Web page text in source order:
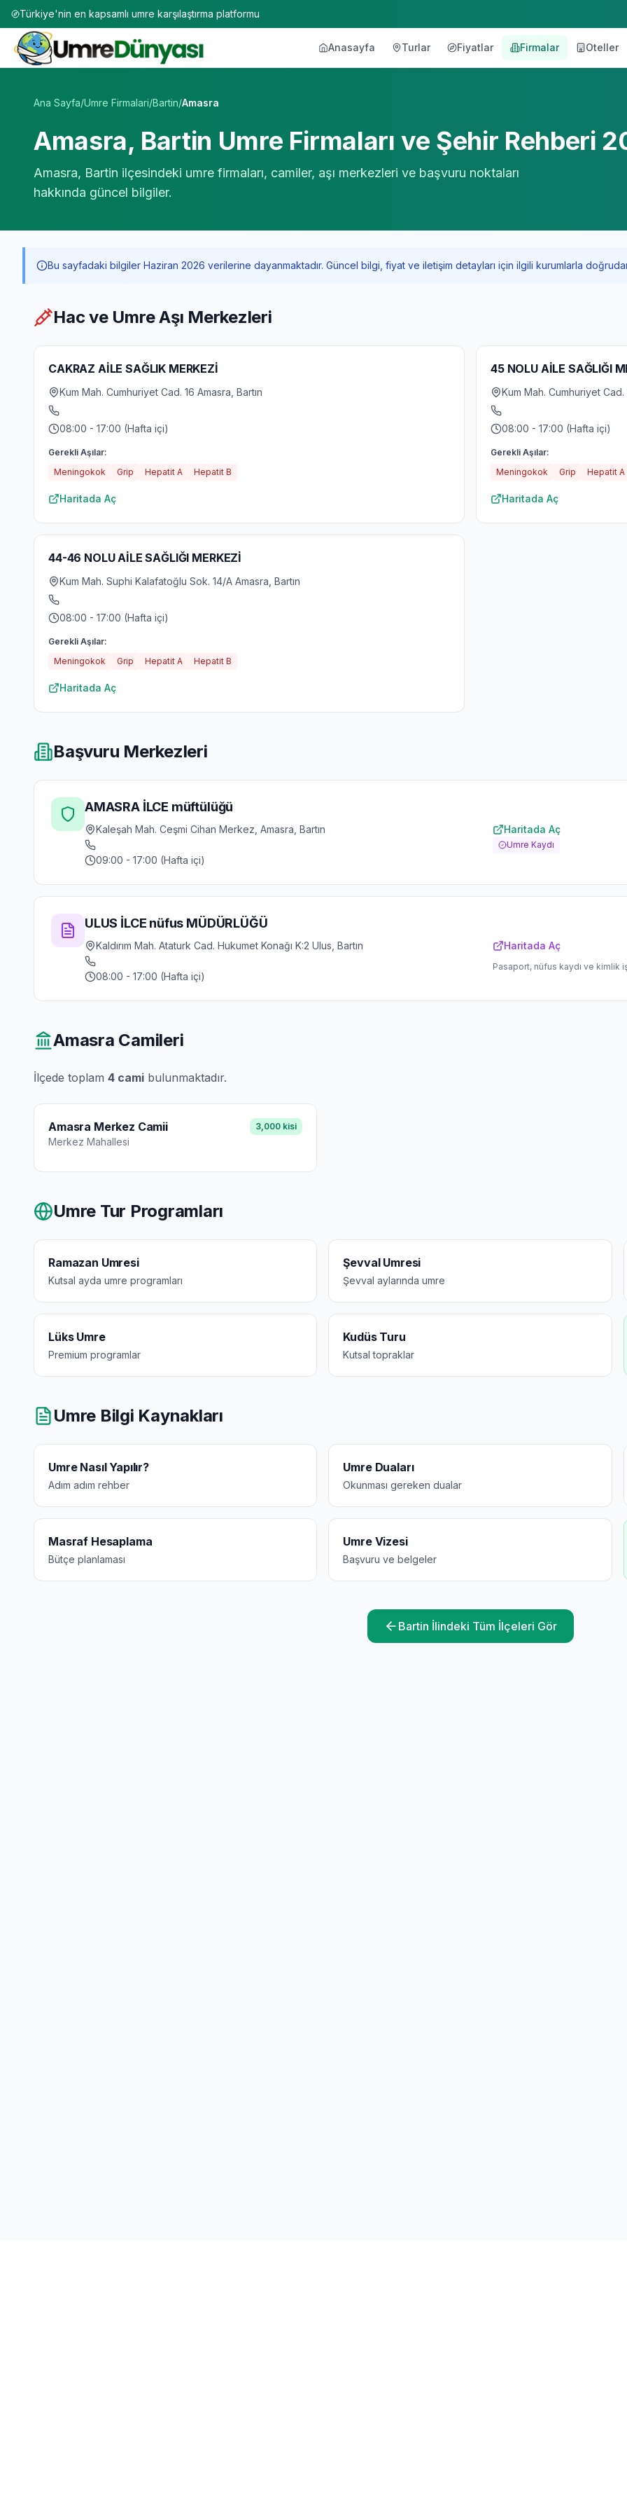
Türkiye'nin en kapsamlı umre karşılaştırma platformu
Anasayfa Turlar Fiyatlar Firmalar Oteller
Ana Sayfa/Umre Firmalari/Bartin/Amasra
Amasra, Bartin Umre Firmaları ve Şehir Rehberi
Amasra, Bartin ilçesindeki umre firmaları, camiler, aşı merkezleri ve başvuru noktaları
hakkında güncel bilgiler.
Bu sayfadaki bilgiler Haziran 2026 verilerine dayanmaktadır. Güncel bilgi, fiyat ve iletişim detayları için ilgili kurumlarla
Hac ve Umre Aşı Merkezleri
CAKRAZ AİLE SAĞLIK MERKEZİ
Kum Mah. Cumhuriyet Cad. 16 Amasra, Bartın
08:00 - 17:00 (Hafta içi)
Gerekli Aşılar:
Meningokok
Grip Hepatit A Hepatit B
Haritada Aç
45 NOLU AİLE SAĞLIĞI
Kum Mah. Cumhuriyet Cad.
08:00 - 17:00 (Hafta içi)
Gerekli Aşılar:
Meningokok
Grip Hepatit A
Haritada Aç
44-46 NOLU AİLE SAĞLIĞI MERKEZİ
Kum Mah. Suphi Kalafatoğlu Sok. 14/A Amasra, Bartın
08:00 - 17:00 (Hafta içi)
Gerekli Aşılar:
Meningokok
Grip Hepatit A Hepatit B
Haritada Aç
Başvuru Merkezleri
AMASRA İLCE müftülüğü
Kaleşah Mah. Ceşmi Cihan Merkez, Amasra, Bartın
09:00 - 17:00 (Hafta içi)
Haritada Aç
Umre Kaydı
ULUS İLCE nüfus MÜDÜRLÜĞÜ
Kaldırım Mah. Ataturk Cad. Hukumet Konağı K:2 Ulus, Bartın
08:00 - 17:00 (Hafta içi)
Haritada Aç
Pasaport, nüfus kaydı ve kimlik
Amasra Camileri
İlçede toplam 4 cami bulunmaktadır.
Amasra Merkez Camii
Merkez Mahallesi
3,000 kisi
Umre Tur Programları
Ramazan Umresi
Kutsal ayda umre programları
Şevval Umresi
Şevval aylarında umre
Lüks Umre
Premium programlar
Kudüs Turu
Kutsal topraklar
Umre Bilgi Kaynakları
Umre Nasıl Yapılır?
Adım adım rehber
Umre Duaları
Okunması gereken dualar
Masraf Hesaplama
Bütçe planlaması
Umre Vizesi
Başvuru ve belgeler
Bartin İlindeki Tüm İlçeleri Gör